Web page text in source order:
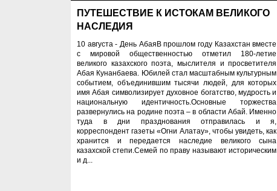
ПУТЕШЕСТВИЕ К ИСТОКАМ ВЕЛИКОГО
НАСЛЕДИЯ
10 августа - День АбаяВ прошлом году Казахстан вместе
с мировой общественностью отметил 180-летие
великого казахского поэта, мыслителя и просветителя
Абая Кунанбаева. Юбилей стал масштабным культурным
событием, объединившим тысячи людей, для которых
имя Абая символизирует духовное богатство, мудрость и
национальную идентичность.Основные торжества
развернулись на родине поэта – в области Абай. Именно
туда в дни празднования отправилась и я,
корреспондент газеты «Огни Алатау», чтобы увидеть, как
хранится и передается наследие великого сына
казахской степи.Семей по праву называют историческим
и д...